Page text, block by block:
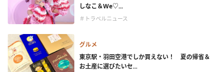
しなこ＆We♡...
＃トラベルニュース
グルメ
東京駅・羽田空港でしか買えない！ 夏の帰省＆
お土産に選びたいセ...